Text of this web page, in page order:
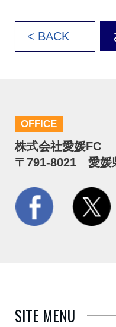
< BACK
OFFICE
株式会社愛媛FC
〒791-8021 愛媛
SITE MENU